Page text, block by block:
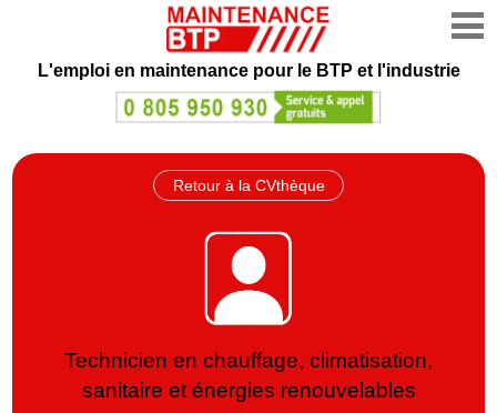
L'emploi en maintenance pour le BTP et l'industrie
Retour à la CVthèque
Technicien en chauffage, climatisation,
sanitaire et énergies renouvelables